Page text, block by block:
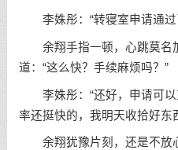
李姝彤：“转寝室申请通过
余翔手指一顿，心跳莫名
道：“这么快？手续麻烦吗？”
李姝彤：“还好，申请可以
率还挺快的，我明天收拾好东
余翔犹豫片刻，还是不放